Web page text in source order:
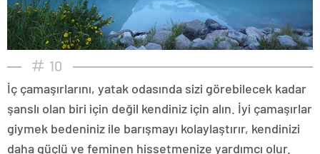
10
İç çamaşırlarını, yatak odasında sizi görebilecek kadar
şanslı olan biri için değil kendiniz için alın. İyi çamaşırlar
giymek bedeniniz ile barışmayı kolaylaştırır, kendinizi
daha güçlü ve feminen hissetmenize yardımcı olur.